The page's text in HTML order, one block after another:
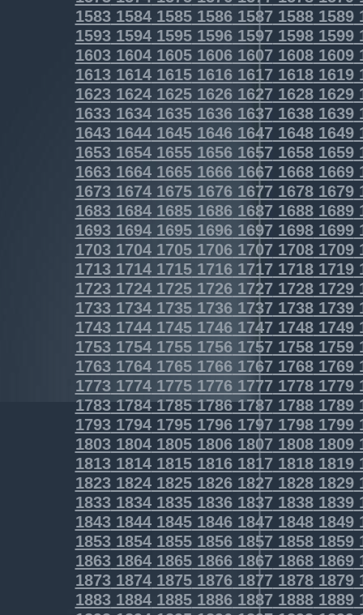
1583158415851586158715881589
1593159415951596159715981599
1603160416051606160716081609
1613161416151616161716181619
1623162416251626162716281629
1633163416351636163716381639
1643164416451646164716481649
1653165416551656165716581659
1663166416651666166716681669
1673167416751676167716781679
1683168416851686168716881689
1693169416951696169716981699
1703170417051706170717081709
1713171417151716171717181719
1723172417251726172717281729
1733173417351736173717381739
1743174417451746174717481749
1753175417551756175717581759
1763176417651766176717681769
1773177417751776177717781779
1783178417851786178717881789
1793179417951796179717981799
1803180418051806180718081809
1813181418151816181718181819
1823182418251826182718281829
1833183418351836183718381839
1843184418451846184718481849
1853185418551856185718581859
1863186418651866186718681869
1873187418751876187718781879
1883188418851886188718881889